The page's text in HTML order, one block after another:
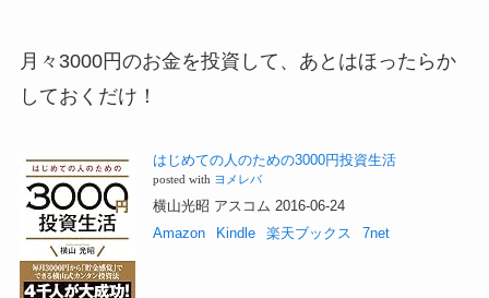
月々3000円のお金を投資して、あとはほったらか
しておくだけ！
はじめての人のための3000円投資生活
posted with ヨメレバ
横山光昭 アスコム 2016-06-24
Amazon
Kindle 楽天ブックス 7net